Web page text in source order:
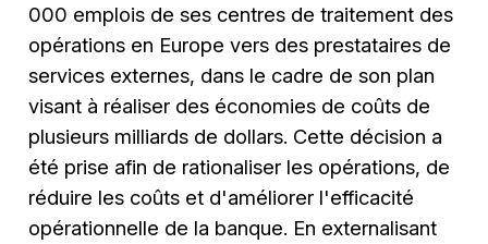
000 emplois de ses centres de traitement des
opérations en Europe vers des prestataires de
services externes, dans le cadre de son plan
visant à réaliser des économies de coûts de
plusieurs milliards de dollars. Cette décision a
été prise afin de rationaliser les opérations, de
réduire les coûts et d'améliorer l'efficacité
opérationnelle de la banque. En externalisant